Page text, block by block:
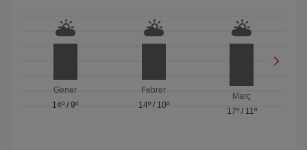
Gener
14º /9º
Febrer
14º/ 10º
Març
17º/ 11º